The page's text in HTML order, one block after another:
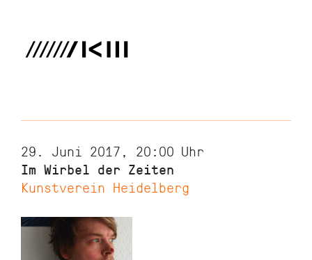
29. Juni 2017, 20:00 Uhr
Im Wirbel der Zeiten
Kunstverein Heidelberg